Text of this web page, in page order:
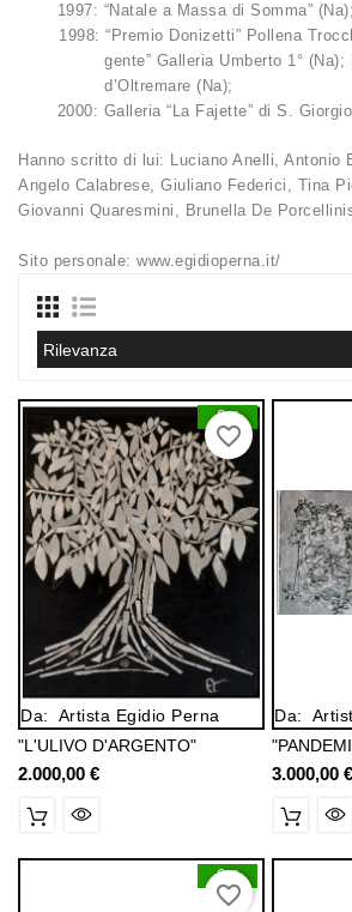
1997: “Natale a Massa di Somma” (Na);
1998: “Premio Donizetti” Pollena
gente” Galleria Umberto 1°
d’Oltremare (Na);
2000: Galleria “La Fajette” di S.
Hanno scritto di lui: Luciano Anelli, Antonio
Angelo Calabrese, Giuliano Federici, Tina
Giovanni Quaresmini, Brunella De
Sito personale: www.egidioperna.it/
Rilevanza
0
Da:
Artista Egidio Perna
"L'ULIVO D'ARGENTO"
2.000,00 €Prezzo
favorite_border
Da:
3.000,00 €
0
favorite_border